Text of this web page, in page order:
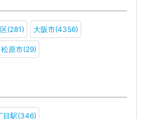
(281) 大阪市(4356)
松原市(29)
目駅(346)